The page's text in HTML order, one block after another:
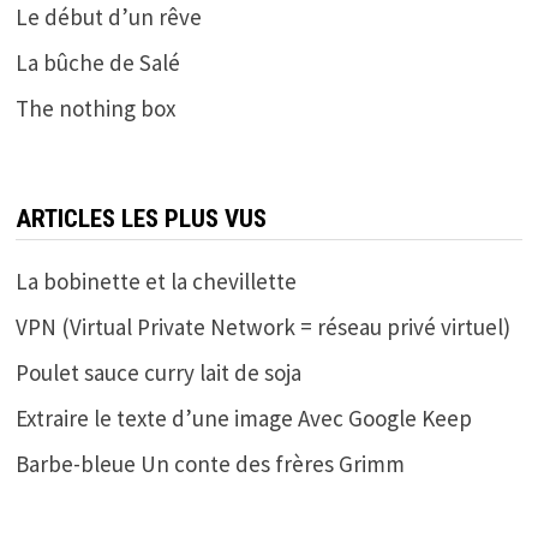
Le début d’un rêve
La bûche de Salé
The nothing box
ARTICLES LES PLUS VUS
La bobinette et la chevillette
VPN (Virtual Private Network = réseau privé virtuel)
Poulet sauce curry lait de soja
Extraire le texte d’une image Avec Google Keep
Barbe-bleue Un conte des frères Grimm